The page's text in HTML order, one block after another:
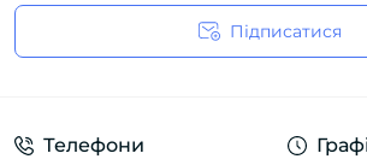
Підписатися
Телефони